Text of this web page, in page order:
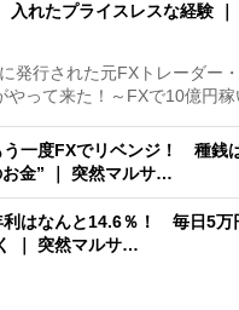
入れたプライスレスな経験
発行された元FXトレーダー
やって来た！～FXで10億円稼
う一度FXでリベンジ！ 種銭
お金” ｜ 突然マルサ…
利はなんと14.6％！ 毎日5万
｜ 突然マルサ…